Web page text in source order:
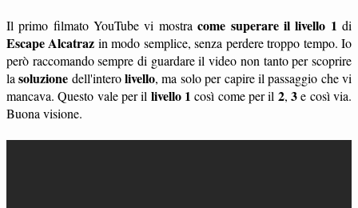
Il primo filmato YouTube vi mostracome superare il livello 1 di
Escape Alcatraz in modo semplice, senza perdere troppo tempo. Io
però raccomando sempre di guardare il video non tanto per scoprire
lasoluzione dell'interolivello, ma solo per capire il passaggio che vi
mancava. Questo vale per il livello 1 così come per il 2,3e così via.
Buona visione.